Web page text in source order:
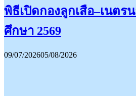
พิธีเปิดกองลูกเสือ–เนตร
ศึกษา 2569
09/07/202605/08/2026